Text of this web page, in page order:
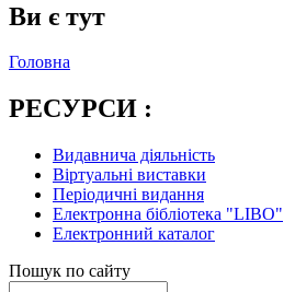
Ви є тут
Головна
РЕСУРСИ :
Видавнича діяльність
Віртуальні виставки
Періодичні видання
Електронна бібліотека "LIBO"
Електронний каталог
Пошук по сайту